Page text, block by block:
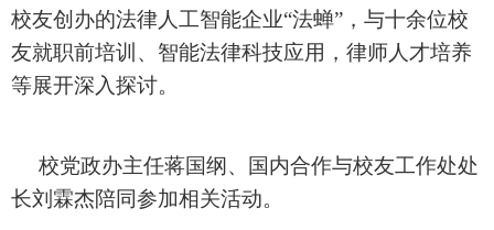
校友创办的法律人工智能企业“法蝉”，与十余位校
友就职前培训、智能法律科技应用，律师人才培养
等展开深入探讨。
校党政办主任蒋国纲、国内合作与校友工作处处
长刘霖杰陪同参加相关活动。